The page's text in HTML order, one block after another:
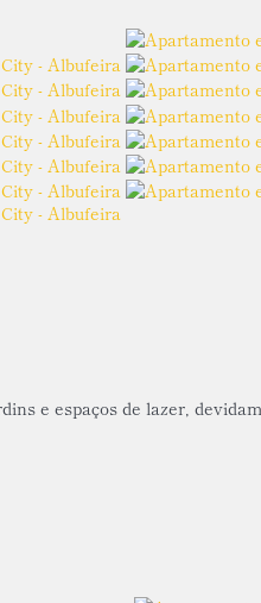
e espaços de lazer,